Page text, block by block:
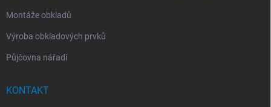
Montáže obkladů
Výroba obkladových prvků
Půjčovna nářadí
KONTAKT